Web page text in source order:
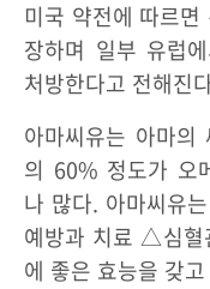
미국 약전에 따르
장하며 일부 유럽
처방한다고 전해진
아마씨유는 아마
의 60% 정도가 오
나 많다. 아마씨유
예방과 치료 △심
에 좋은 효능을 갖